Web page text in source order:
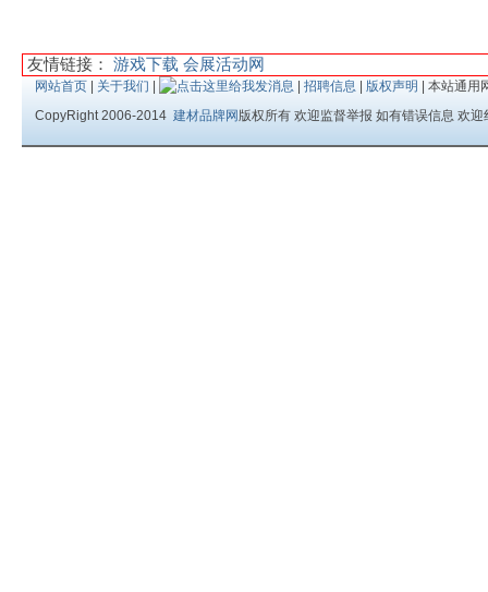
友情链接： 游戏下载 会展活动网
网站首页 关于我们 招聘信息 版权声明
| 本站通用
CopyRight 2006-2014 建材品牌网 版权所有 欢迎监督举报 如有错误信息 欢迎